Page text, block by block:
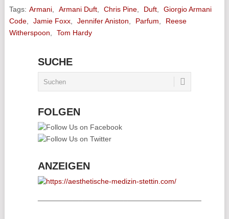
Tags: Armani, Armani Duft, Chris Pine, Duft,
Giorgio Armani
Code, Jamie Foxx, Jennifer Aniston Parfum
Reese
Witherspoon
Tom Hardy
SUCHE
FOLGEN
ANZEIGEN